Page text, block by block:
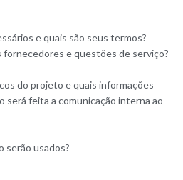
e quais são seus termos?
fornecedores e questões de serviço?
do projeto e quais informações
será feita a comunicação interna ao
serão usados?